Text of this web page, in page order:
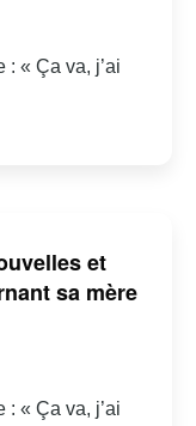
: « Ça va, j’ai
et
sa mère
: « Ça va, j’ai